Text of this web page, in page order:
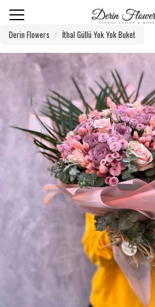
Derin Flowers İthal Güllü Yok Yok Buket